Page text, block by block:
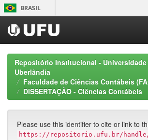
Skip
navigation
BRASIL
Acesso
Repositório Institucional - Universidade
Uberlândia
Faculdade de Ciências Contábeis
DISSERTAÇÃO - Ciências Contábeis
Please use this identifier to cite or link to
https://repositorio.ufu.br/handle/